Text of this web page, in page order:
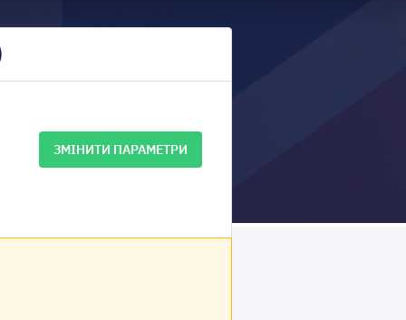
ЗМІНИТИ ПАРАМЕТРИ